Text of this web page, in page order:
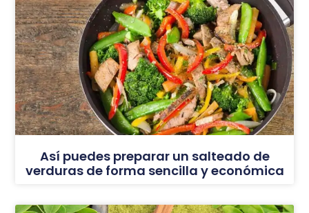
Así puedes preparar un salteado de
verduras de forma sencilla y económica